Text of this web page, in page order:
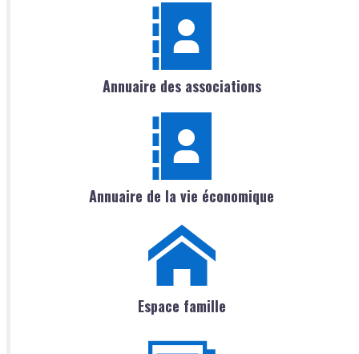
Annuaire des associations
Annuaire de la vie économique
Espace famille